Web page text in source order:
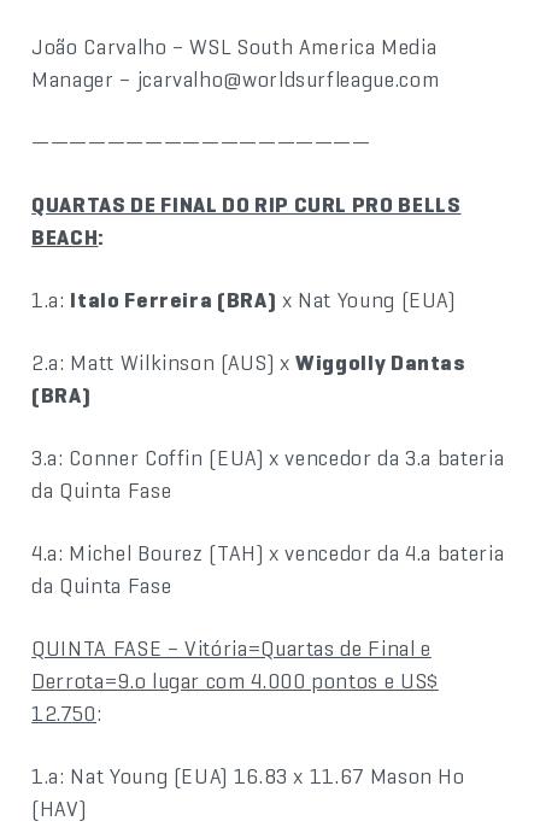
João Carvalho – WSL South America Media
Manager – jcarvalho@worldsurfleague.com
——————————————————
QUARTAS DE FINAL DO RIP CURL PRO BELLS
BEACH:
1.a: Italo Ferreira (BRA) x Nat Young (EUA)
2.a: Matt Wilkinson (AUS) xWiggolly Dantas
(BRA)
3.a: Conner Coffin (EUA) x vencedor da 3.a bateria
da Quinta Fase
4.a: Michel Bourez (TAH) x vencedor da 4.a bateria
da Quinta Fase
QUINTA FASE – Vitória=Quartas de Final e
Derrota=9.o lugar com 4.000 pontos e US$
12.750:
1.a: Nat Young (EUA) 16.83 x 11.67 Mason Ho
(HAV)